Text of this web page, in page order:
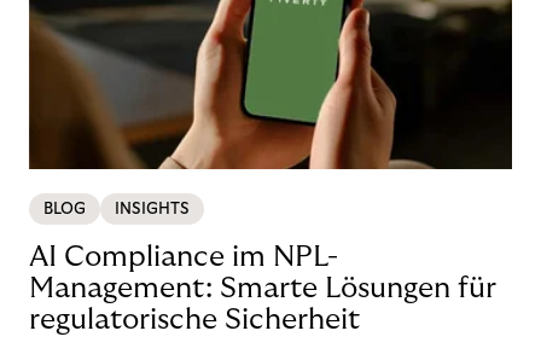
BLOG INSIGHTS
AI Compliance im NPL-
Management: Smarte Lösungen für
regulatorische Sicherheit